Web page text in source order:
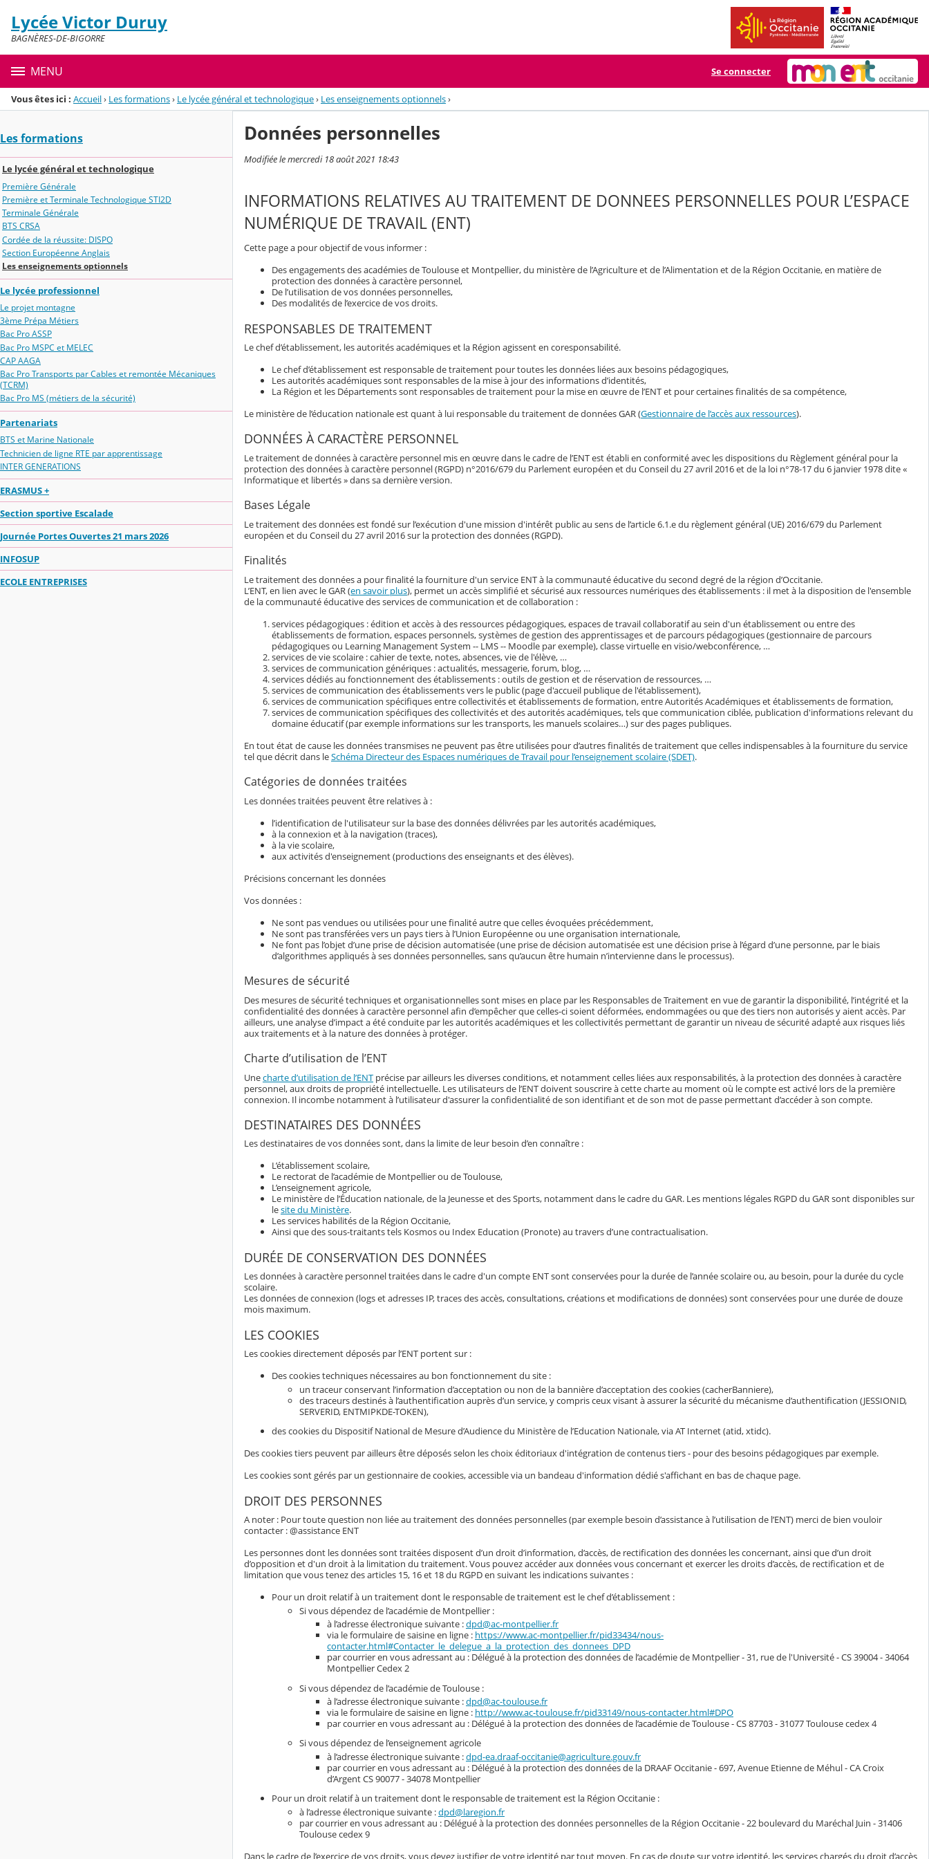
Menu de la rubrique
Contenu
Lycée Victor Duruy
BAGNÈRES-DE-BIGORRE
MENU Se connecter
Vous êtes ici : Accueil› Les formations› Le lycée général et technologique› Les enseignements optionnels›
Les formations
Le lycée général et technologique
Première Générale
Première et Terminale Technologique STI2D
Terminale Générale
BTS CRSA
Cordée de la réussite: DISPO
Section Européenne Anglais
Les enseignements optionnels
Le lycée professionnel
Le projet montagne
3ème Prépa Métiers
Bac Pro ASSP
Bac Pro MSPC et MELEC
CAP AAGA
Bac Pro Transports par Cables et remontée Mécaniques
(TCRM)
Bac Pro MS (métiers de la sécurité)
Partenariats
BTS et Marine Nationale
Technicien de ligne RTE par apprentissage
INTER GENERATIONS
ERASMUS +
Section sportive Escalade
Journée Portes Ouvertes 21 mars 2026
INFOSUP
ECOLE ENTREPRISES
Données personnelles
Modifiée le mercredi 18 août 2021 18:43
INFORMATIONS RELATIVES AU TRAITEMENT DE DONNEES PERSONNELLES POUR L’ESPACE
NUMÉRIQUE DE TRAVAIL (ENT)
Cette page a pour objectif de vous informer :
Des engagements des académies de Toulouse et Montpellier, du ministère de l’Agriculture et de l’Alimentation et de la Région Occitanie, en matière de
protection des données à caractère personnel,
De l’utilisation de vos données personnelles,
Des modalités de l’exercice de vos droits.
RESPONSABLES DE TRAITEMENT
Le chef d’établissement, les autorités académiques et la Région agissent en coresponsabilité.
Le chef d’établissement est responsable de traitement pour toutes les données liées aux besoins pédagogiques,
Les autorités académiques sont responsables de la mise à jour des informations d’identités,
La Région et les Départements sont responsables de traitement pour la mise en œuvre de l’ENT et pour certaines finalités de sa compétence,
Le ministère de l’éducation nationale est quant à lui responsable du traitement de données GAR (Gestionnaire de l’accès aux ressources).
DONNÉES À CARACTÈRE PERSONNEL
Le traitement de données à caractère personnel mis en œuvre dans le cadre de l’ENT est établi en conformité avec les dispositions du Règlement général pour la
protection des données à caractère personnel (RGPD) n°2016/679 du Parlement européen et du Conseil du 27 avril 2016 et de la loi n°78-17 du 6 janvier 1978 dite «
Informatique et libertés » dans sa dernière version.
Bases Légale
Le traitement des données est fondé sur l’exécution d'une mission d'intérêt public au sens de l’article 6.1.e du règlement général (UE) 2016/679 du Parlement
européen et du Conseil du 27 avril 2016 sur la protection des données (RGPD).
Finalités
Le traitement des données a pour finalité la fourniture d'un service ENT à la communauté éducative du second degré de la région d’Occitanie.
L’ENT, en lien avec le GAR (en savoir plus), permet un accès simplifié et sécurisé aux ressources numériques des établissements : il met à la disposition de l'ensemble
de la communauté éducative des services de communication et de collaboration :
services pédagogiques : édition et accès à des ressources pédagogiques, espaces de travail collaboratif au sein d'un établissement ou entre des
établissements de formation, espaces personnels, systèmes de gestion des apprentissages et de parcours pédagogiques (gestionnaire de parcours
pédagogiques ou Learning Management System -- LMS -- Moodle par exemple), classe virtuelle en visio/webconférence, …
services de vie scolaire : cahier de texte, notes, absences, vie de l'élève, …
services de communication génériques : actualités, messagerie, forum, blog, …
services dédiés au fonctionnement des établissements : outils de gestion et de réservation de ressources, …
services de communication des établissements vers le public (page d'accueil publique de l'établissement),
services de communication spécifiques entre collectivités et établissements de formation, entre Autorités Académiques et établissements de formation,
services de communication spécifiques des collectivités et des autorités académiques, tels que communication ciblée, publication d'informations relevant du
domaine éducatif (par exemple informations sur les transports, les manuels scolaires…) sur des pages publiques.
En tout état de cause les données transmises ne peuvent pas être utilisées pour d’autres finalités de traitement que celles indispensables à la fourniture du service
tel que décrit dans leSchéma Directeur des Espaces numériques de Travail pour l’enseignement scolaire (SDET).
Catégories de données traitées
Les données traitées peuvent être relatives à :
l’identification de l'utilisateur sur la base des données délivrées par les autorités académiques,
à la connexion et à la navigation (traces),
à la vie scolaire,
aux activités d'enseignement (productions des enseignants et des élèves).
Précisions concernant les données
Vos données :
Ne sont pas vendues ou utilisées pour une finalité autre que celles évoquées précédemment,
Ne sont pas transférées vers un pays tiers à l’Union Européenne ou une organisation internationale,
Ne font pas l’objet d’une prise de décision automatisée (une prise de décision automatisée est une décision prise à l’égard d’une personne, par le biais
d’algorithmes appliqués à ses données personnelles, sans qu’aucun être humain n’intervienne dans le processus).
Mesures de sécurité
Des mesures de sécurité techniques et organisationnelles sont mises en place par les Responsables de Traitement en vue de garantir la disponibilité, l’intégrité et la
confidentialité des données à caractère personnel afin d’empêcher que celles-ci soient déformées, endommagées ou que des tiers non autorisés y aient accès. Par
ailleurs, une analyse d’impact a été conduite par les autorités académiques et les collectivités permettant de garantir un niveau de sécurité adapté aux risques liés
aux traitements et à la nature des données à protéger.
Charte d’utilisation de l’ENT
Unecharte d’utilisation de l’ENT précise par ailleurs les diverses conditions, et notamment celles liées aux responsabilités, à la protection des données à caractère
personnel, aux droits de propriété intellectuelle. Les utilisateurs de l’ENT doivent souscrire à cette charte au moment où le compte est activé lors de la première
connexion. Il incombe notamment à l’utilisateur d'assurer la confidentialité de son identifiant et de son mot de passe permettant d’accéder à son compte.
DESTINATAIRES DES DONNÉES
Les destinataires de vos données sont, dans la limite de leur besoin d’en connaître :
L’établissement scolaire,
Le rectorat de l’académie de Montpellier ou de Toulouse,
L’enseignement agricole,
Le ministère de l’Éducation nationale, de la Jeunesse et des Sports, notamment dans le cadre du GAR. Les mentions légales RGPD du GAR sont disponibles sur
lesite du Ministère.
Les services habilités de la Région Occitanie,
Ainsi que des sous-traitants tels Kosmos ou Index Education (Pronote) au travers d’une contractualisation.
DURÉE DE CONSERVATION DES DONNÉES
Les données à caractère personnel traitées dans le cadre d'un compte ENT sont conservées pour la durée de l’année scolaire ou, au besoin, pour la durée du cycle
scolaire.
Les données de connexion (logs et adresses IP, traces des accès, consultations, créations et modifications de données) sont conservées pour une durée de douze
mois maximum.
LES COOKIES
Les cookies directement déposés par l’ENT portent sur :
Des cookies techniques nécessaires au bon fonctionnement du site :
un traceur conservant l’information d’acceptation ou non de la bannière d’acceptation des cookies (cacherBanniere),
des traceurs destinés à l’authentification auprès d’un service, y compris ceux visant à assurer la sécurité du mécanisme d’authentification (JESSIONID,
SERVERID, ENTMIPKDE-TOKEN),
des cookies du Dispositif National de Mesure d’Audience du Ministère de l’Education Nationale, via AT Internet (atid, xtidc).
Des cookies tiers peuvent par ailleurs être déposés selon les choix éditoriaux d'intégration de contenus tiers - pour des besoins pédagogiques par exemple.
Les cookies sont gérés par un gestionnaire de cookies, accessible via un bandeau d'information dédié s'affichant en bas de chaque page.
DROIT DES PERSONNES
A noter : Pour toute question non liée au traitement des données personnelles (par exemple besoin d’assistance à l’utilisation de l’ENT) merci de bien vouloir
contacter : @assistance ENT
Les personnes dont les données sont traitées disposent d’un droit d’information, d’accès, de rectification des données les concernant, ainsi que d’un droit
d’opposition et d'un droit à la limitation du traitement. Vous pouvez accéder aux données vous concernant et exercer les droits d’accès, de rectification et de
limitation que vous tenez des articles 15, 16 et 18 du RGPD en suivant les indications suivantes :
Pour un droit relatif à un traitement dont le responsable de traitement est le chef d’établissement :
Si vous dépendez de l’académie de Montpellier :
à l’adresse électronique suivante :dpd@ac-montpellier.fr
via le formulaire de saisine en ligne : https://www.ac-montpellier.fr/pid33434/nous-
contacter.html#Contacter_le_delegue_a_la_protection_des_donnees_DPD
par courrier en vous adressant au : Délégué à la protection des données de l’académie de Montpellier - 31, rue de l'Université - CS 39004 - 34064
Montpellier Cedex 2
Si vous dépendez de l’académie de Toulouse :
à l’adresse électronique suivante :dpd@ac-toulouse.fr
via le formulaire de saisine en ligne : http://www.ac-toulouse.fr/pid33149/nous-contacter.html#DPO
par courrier en vous adressant au : Délégué à la protection des données de l’académie de Toulouse - CS 87703 - 31077 Toulouse cedex 4
Si vous dépendez de l’enseignement agricole
à l’adresse électronique suivante :dpd-ea.draaf-occitanie@agriculture.gouv.fr
par courrier en vous adressant au : Délégué à la protection des données de la DRAAF Occitanie - 697, Avenue Etienne de Méhul - CA Croix
d’Argent CS 90077 - 34078 Montpellier
Pour un droit relatif à un traitement dont le responsable de traitement est la Région Occitanie :
à l’adresse électronique suivante :dpd@laregion.fr
par courrier en vous adressant au : Délégué à la protection des données personnelles de la Région Occitanie - 22 boulevard du Maréchal Juin - 31406
Toulouse cedex 9
Dans le cadre de l’exercice de vos droits, vous devez justifier de votre identité par tout moyen. En cas de doute sur votre identité, les services chargés du droit d’accès